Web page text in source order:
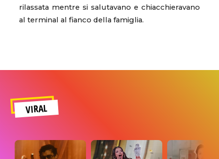
rilassata mentre si salutavano e chiacchieravano
al terminal al fianco della famiglia.
VIRAL